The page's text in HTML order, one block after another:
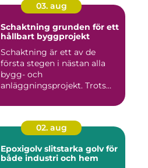
03. aug
Schaktning grunden för ett
hållbart byggprojekt
Schaktning är ett av de
första stegen i nästan alla
bygg- och
anläggningsprojekt. Trots
02. aug
Epoxigolv slitstarka golv för
både industri och hem